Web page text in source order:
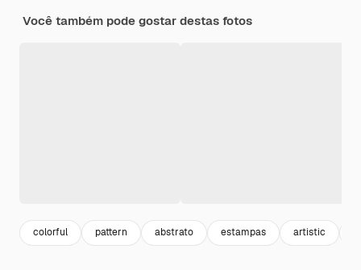
Você também pode gostar destas fotos
colorful pattern abstrato estampas artistic